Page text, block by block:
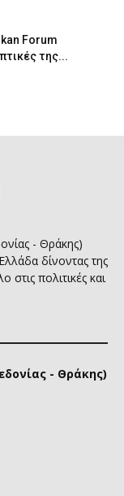
Forum
της...
- Θράκης)
δίνοντας της
πολιτικές και
- Θράκης)